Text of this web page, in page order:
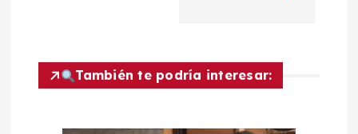
ó
También te podría interesar: